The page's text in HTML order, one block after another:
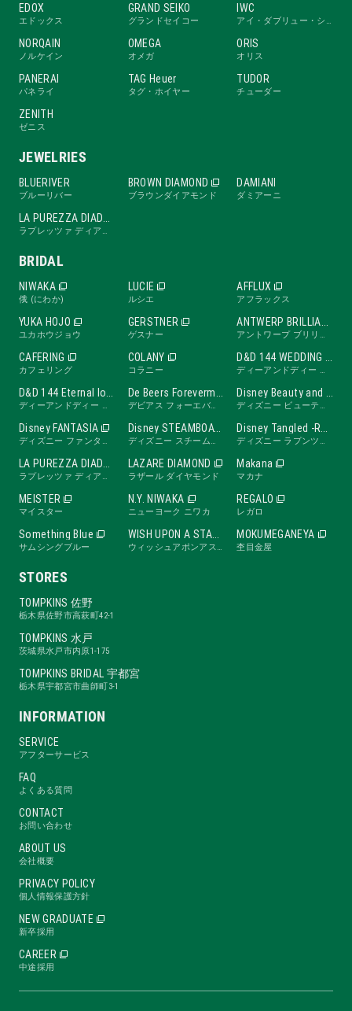
EDOX
エドックス
GRAND SEIKO
グランドセイコー
IWC
アイ・ダブリュー・シー
NORQAIN
ノルケイン
OMEGA
オメガ
ORIS
オリス
PANERAI
パネライ
TAG Heuer
タグ・ホイヤー
TUDOR
チューダー
ZENITH
ゼニス
JEWELRIES
BLUERIVER
ブルーリバー
BROWN DIAMOND
ブラウンダイアモンド
DAMIANI
ダミアーニ
LA PUREZZA DIADE
ラプレッツァ ディアーデ
BRIDAL
NIWAKA
俄 (にわか)
LUCIE
ルシエ
AFFLUX
アフラックス
YUKA HOJO
ユカホウジョウ
GERSTNER
ゲスナー
ANTWERP BRILLIANT
アントワープ ブリリアント
CAFERING
カフェリング
COLANY
コラニー
D&D 144 WEDDING BAND
ディーアンドディー ワンフォーティーフォー ウェディングバンド
D&D 144 Eternal love band
ディーアンドディー ワンフォーティーフォー エターナルラブバンド
De Beers Forevermark
デビアス フォーエバーマーク
Disney Beauty and the Beast -ROSE Line-
ディズニー ビューティ・アンド・ビースト ローズライン
Disney FANTASIA
ディズニー ファンタジア
Disney STEAMBOAT WILLIE
ディズニー スチームボートウィリー
Disney Tangled -RAPUNZEL Collection-
ディズニー ラプンツェル
LA PUREZZA DIADE
ラプレッツァ ディアーデ
LAZARE DIAMOND
ラザール ダイヤモンド
Makana
マカナ
MEISTER
マイスター
N.Y. NIWAKA
ニューヨーク ニワカ
REGALO
レガロ
Something Blue
サムシングブルー
WISH UPON A STAR
ウィッシュアポンアスター
MOKUMEGANEYA
杢目金屋
STORES
TOMPKINS 佐野
栃木県佐野市高萩町42-1
TOMPKINS 水戸
茨城県水戸市内原1-175
TOMPKINS BRIDAL 宇都宮
栃木県宇都宮市曲師町3-1
INFORMATION
SERVICE
アフターサービス
FAQ
よくある質問
CONTACT
お問い合わせ
ABOUT US
会社概要
PRIVACY POLICY
個人情報保護方針
NEW GRADUATE
新卒採用
CAREER
中途採用